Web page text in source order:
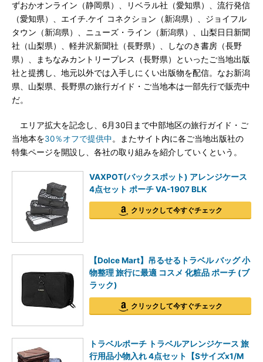
ずおかオンライン（静岡県）、リベラル社（愛知県）、流行発信
（愛知県）、エイチ.ケイ コネクション（新潟県）、ジョイフル
タウン（新潟県）、ニューズ・ライン（新潟県）、山梨日日新聞
社（山梨県）、軽井沢新聞社（長野県）、しなのき書房（長野
県）、まちなみカントリープレス（長野県）といったご当地出版
社と提携し、地元以外では入手しにくい出版物を配信。なお新潟
県、山梨県、長野県の旅行ガイド・ご当地本は一部先行で販売中
だ。
エリア拡大を記念し、6月30日まで中部地区の旅行ガイド・ご
当地本を30％オフで提供中。またサイト内に各ご当地出版社の
特集ページを開設し、各社の取り組みを紹介していくという。
VAXPOT(バックスポット) アレンジケース
4点セット ポーチ VA-1907 BLK
クリックして今すぐチェック
【Dolce Mart】吊るせるトラベル バッグ 小
物整理 旅行に最適 コスメ 化粧品 ポーチ (ブ
ラック)
クリックして今すぐチェック
トラベルポーチ トラベルアレンジケース 旅
行用品小物入れ 4点セット【Sサイズx1/M